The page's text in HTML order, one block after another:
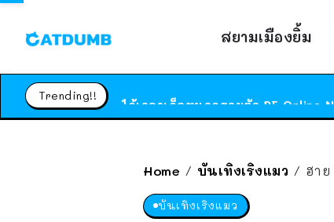
สยามเมืองยิ้ม
Trending!!
Home / บันเทิงเริงแมว / ฮา
บันเทิงเริงแมว